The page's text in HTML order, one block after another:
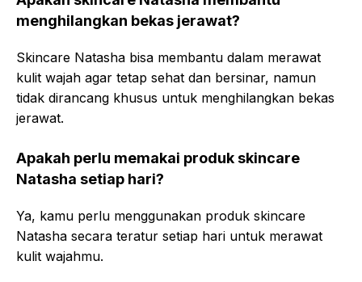
menghilangkan bekas jerawat?
Skincare Natasha bisa membantu dalam merawat
kulit wajah agar tetap sehat dan bersinar, namun
tidak dirancang khusus untuk menghilangkan bekas
jerawat.
Apakah perlu memakai produk skincare
Natasha setiap hari?
Ya, kamu perlu menggunakan produk skincare
Natasha secara teratur setiap hari untuk merawat
kulit wajahmu.